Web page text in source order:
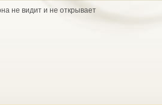
не видит и не открывает